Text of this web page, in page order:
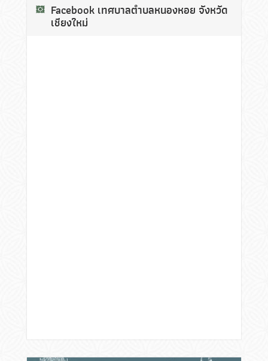
Facebook เทศบาลตำบลหนองหอย จังหวัด
เชียงใหม่